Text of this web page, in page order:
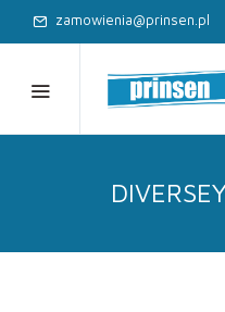
zamowienia@prinsen.pl